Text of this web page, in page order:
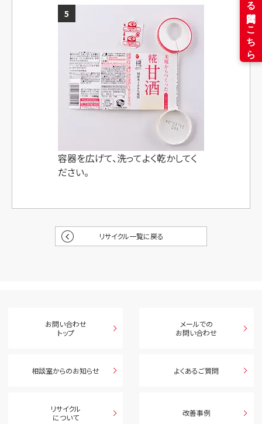
5
容器を広げて、洗ってよく乾かしてく
ださい。
リサイクル一覧に戻る
お問い合わせ
トップ
メールでの
お問い合わせ
相談室からのお知らせ よくあるご質問
リサイクル
について
改善事例